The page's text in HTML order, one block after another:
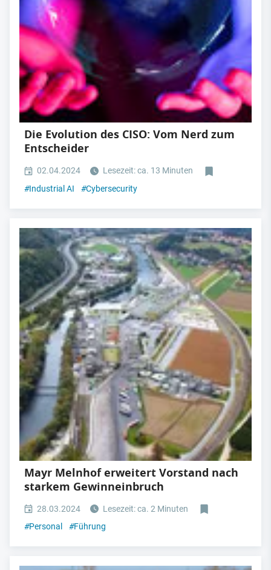
Die Evolution des CISO: Vom Nerd zum
Entscheider
02.04.2024
Lesezeit: ca. 13 Minuten
#Industrial AI #Cybersecurity
Mayr Melnhof erweitert Vorstand nach
starkem Gewinneinbruch
28.03.2024
Lesezeit: ca. 2 Minuten
#Personal #Führung